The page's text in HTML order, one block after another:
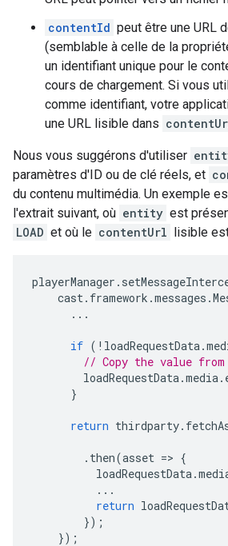
contentId peut être une URL
(semblable à celle de la
un identifiant unique pour le
cours de chargement. Si vous
comme identifiant, votre
une URL lisible dans
Nous vous suggérons d'utiliser
paramètres d'ID ou de clé réels, et
du contenu multimédia. Un exemple
l'extrait suivant, où entity est
LOAD et où le contentUrl lisible
playerManager .
cast. framework .messages .
...
if ( ! loadRequestData.
// Copy the value
loadRequestData.media.
}
return thirdparty.
. then(asset => {
loadRequestData.
...
return
});
});